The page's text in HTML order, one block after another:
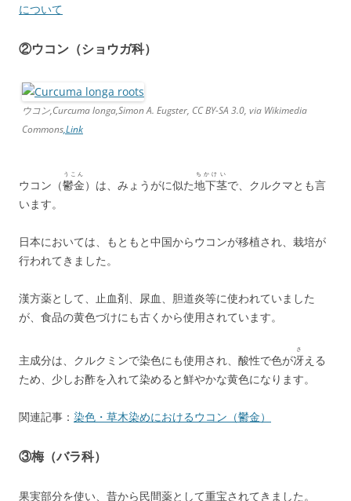
について
②ウコン（ショウガ科）
ウコン,Curcuma longa,Simon A. Eugster, CC BY-SA 3.0, via Wikimedia
Commons,Link
ウコン（鬱金
うこん
）は、みょうがに似た地下茎
ちかけい
で、クルクマとも言
います。
日本においては、もともと中国からウコンが移植され、栽培が
行われてきました。
漢方薬として、止血剤、尿血、胆道炎等に使われていました
が、食品の黄色づけにも古くから使用されています。
主成分は、クルクミンで染色にも使用され、酸性で色が冴
さ
える
ため、少しお酢を入れて染めると鮮やかな黄色になります。
関連記事： 染色・草木染めにおけるウコン（鬱金）
③梅（バラ科）
果実部分を使い、昔から民間薬として重宝されてきました。